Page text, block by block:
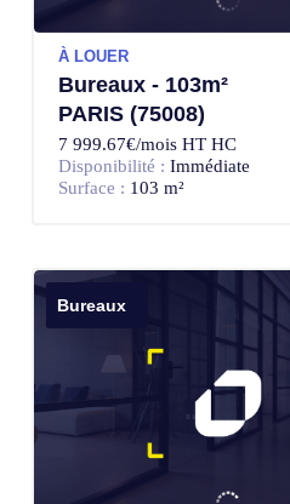
À LOUER
Bureaux - 103m²
PARIS (75008)
7 999.67€/mois HT HC
Disponibilité : Immédiate
Surface : 103 m²
Bureaux